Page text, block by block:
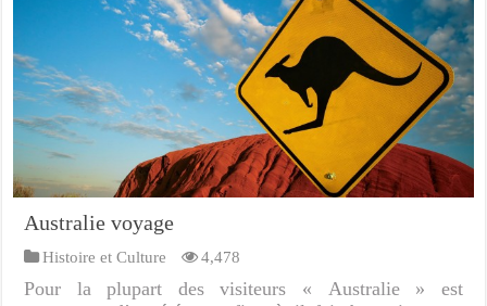
Australie voyage
Histoire et Culture 4,478
Pour la plupart des visiteurs « Australie » est